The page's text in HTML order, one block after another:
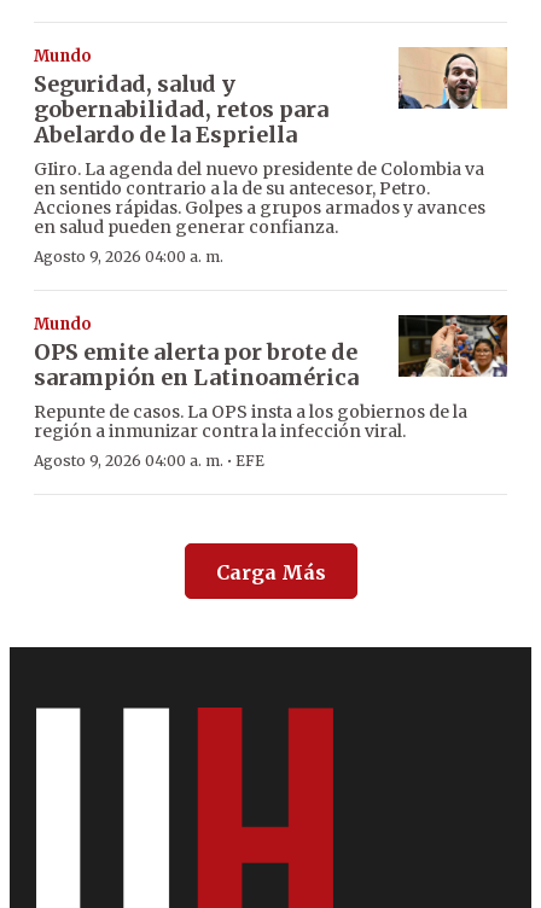
Mundo
Seguridad, salud y
gobernabilidad, retos para
Abelardo de la Espriella
GIiro. La agenda del nuevo presidente de Colombia va
en sentido contrario a la de su antecesor, Petro.
Acciones rápidas. Golpes a grupos armados y avances
en salud pueden generar confianza.
Agosto 9, 2026 04:00 a. m.
Mundo
OPS emite alerta por brote de
sarampión en Latinoamérica
Repunte de casos. La OPS insta a los gobiernos de la
región a inmunizar contra la infección viral.
Agosto 9, 2026 04:00 a. m. · EFE
Carga Más